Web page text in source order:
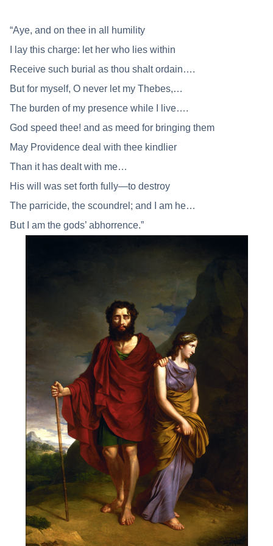
“Aye, and on thee in all humility
I lay this charge: let her who lies within
Receive such burial as thou shalt ordain….
But for myself, O never let my Thebes,…
The burden of my presence while I live….
God speed thee! and as meed for bringing them
May Providence deal with thee kindlier
Than it has dealt with me…
His will was set forth fully—to destroy
The parricide, the scoundrel; and I am he…
But I am the gods’ abhorrence.”